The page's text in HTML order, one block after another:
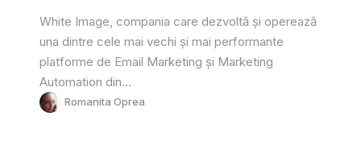
White Image, compania care dezvoltă și operează
una dintre cele mai vechi și mai performante
platforme de Email Marketing și Marketing
Automation din...
Romanita Oprea